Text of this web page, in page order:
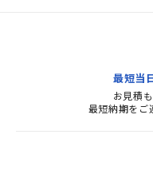
ました
質・使
す。ま
よろし
最短当
お見積
最短納期をご